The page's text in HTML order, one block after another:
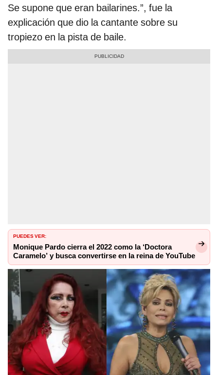
Se supone que eran bailarines.”, fue la
explicación que dio la cantante sobre su
tropiezo en la pista de baile.
PUEDES VER:
Monique Pardo cierra el 2022 como la ‘Doctora
Caramelo’ y busca convertirse en la reina de YouTube